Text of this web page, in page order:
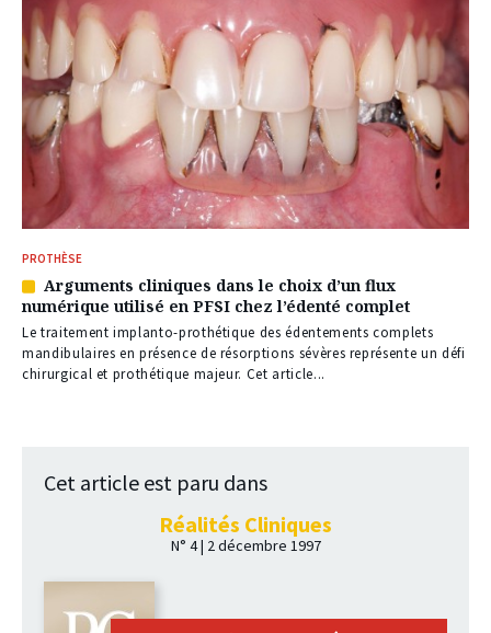
PROTHÈSE
Article
réservé
à
nos
abonnés
Arguments cliniques dans le choix d’un flux
numérique utilisé en PFSI chez l’édenté complet
Le traitement implanto-prothétique des édentements complets
mandibulaires en présence de résorptions sévères représente un défi
chirurgical et prothétique majeur. Cet article...
Cet article est paru dans
Réalités Cliniques
N° 4 | 2 décembre 1997